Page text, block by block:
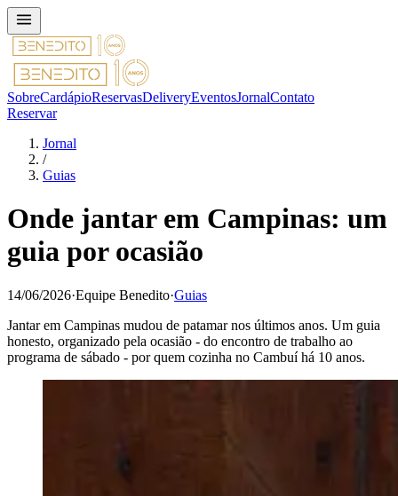
SobreCardápioReservasDeliveryEventosJornalContato
Reservar
Jornal
/
Guias
Onde jantar em Campinas: um
guia por ocasião
14/06/2026·Equipe Benedito·Guias
Jantar em Campinas mudou de patamar nos últimos anos. Um guia
honesto, organizado pela ocasião - do encontro de trabalho ao
programa de sábado - por quem cozinha no Cambuí há 10 anos.